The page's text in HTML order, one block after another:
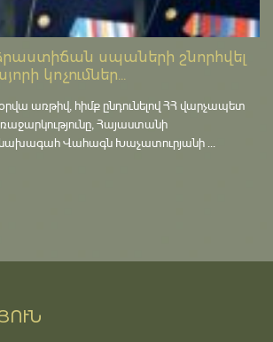
սպաների շնորհվել
կոչումներ...
առթիվ, հիմք ընդունելով ՀՀ վարչապետ
Հայաստանի
Վահագն Խաչատուրյանի ...